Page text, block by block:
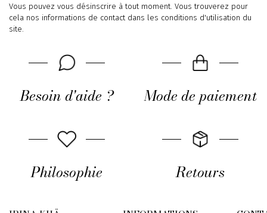
Vous pouvez vous désinscrire à tout moment. Vous trouverez pour
cela nos informations de contact dans les conditions d'utilisation du
site.
Besoin d'aide ? Mode de paiement
Philosophie Retours